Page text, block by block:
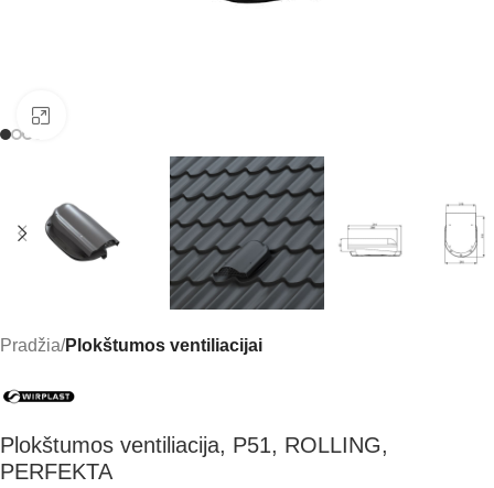
Pradžia Plokštumos ventiliacijai
Plokštumos ventiliacija, P51, ROLLING,
PERFEKTA